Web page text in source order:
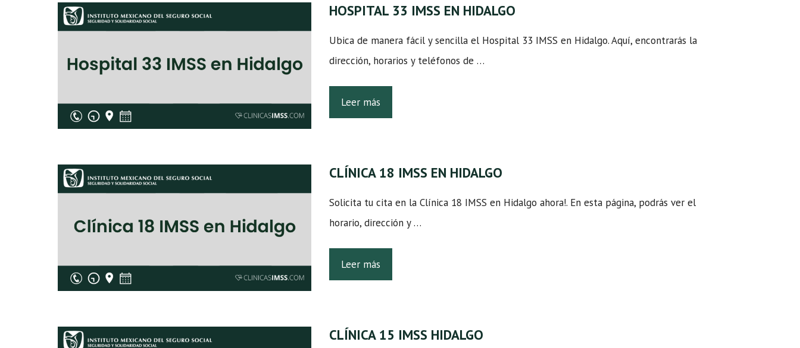
HOSPITAL 33 IMSS EN HIDALGO
Ubica de manera fácil y sencilla el Hospital 33 IMSS en Hidalgo. Aquí, encontrarás la
dirección, horarios y teléfonos de …
Leer más
CLÍNICA 18 IMSS EN HIDALGO
Solicita tu cita en la Clínica 18 IMSS en Hidalgo ahora!. En esta página, podrás ver el
horario, dirección y …
Leer más
CLÍNICA 15 IMSS HIDALGO